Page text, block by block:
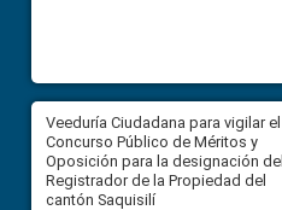
Veeduría Ciudadana para vigilar el
Concurso Público de Méritos y
Oposición para la designación del
Registrador de la Propiedad del
cantón Saquisilí